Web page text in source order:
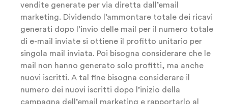
vendite generate per via diretta dall’email
marketing. Dividendo l’ammontare totale dei ricavi
generati dopo l’invio delle mail per il numero totale
di e-mail inviate si ottiene il profitto unitario per
singola mail inviata. Poi bisogna considerare che le
mail non hanno generato solo profitti, ma anche
nuovi iscritti. A tal fine bisogna considerare il
numero dei nuovi iscritti dopo l’inizio della
campagna dell’email marketing e rapportarlo al